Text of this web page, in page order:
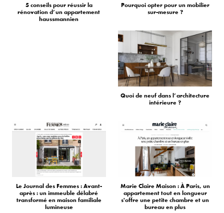
5 conseils pour réussir la
rénovation d’un appartement
haussmannien
Pourquoi opter pour un mobilier
sur-mesure ?
Quoi de neuf dans l’architecture
intérieure ?
Le Journal des Femmes : Avant-
après : un immeuble délabré
transformé en maison familiale
lumineuse
Marie Claire Maison : À Paris, un
appartement tout en longueur
s'offre une petite chambre et un
bureau en plus